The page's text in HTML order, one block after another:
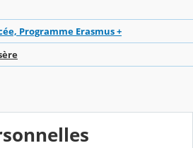
Programme Erasmus +